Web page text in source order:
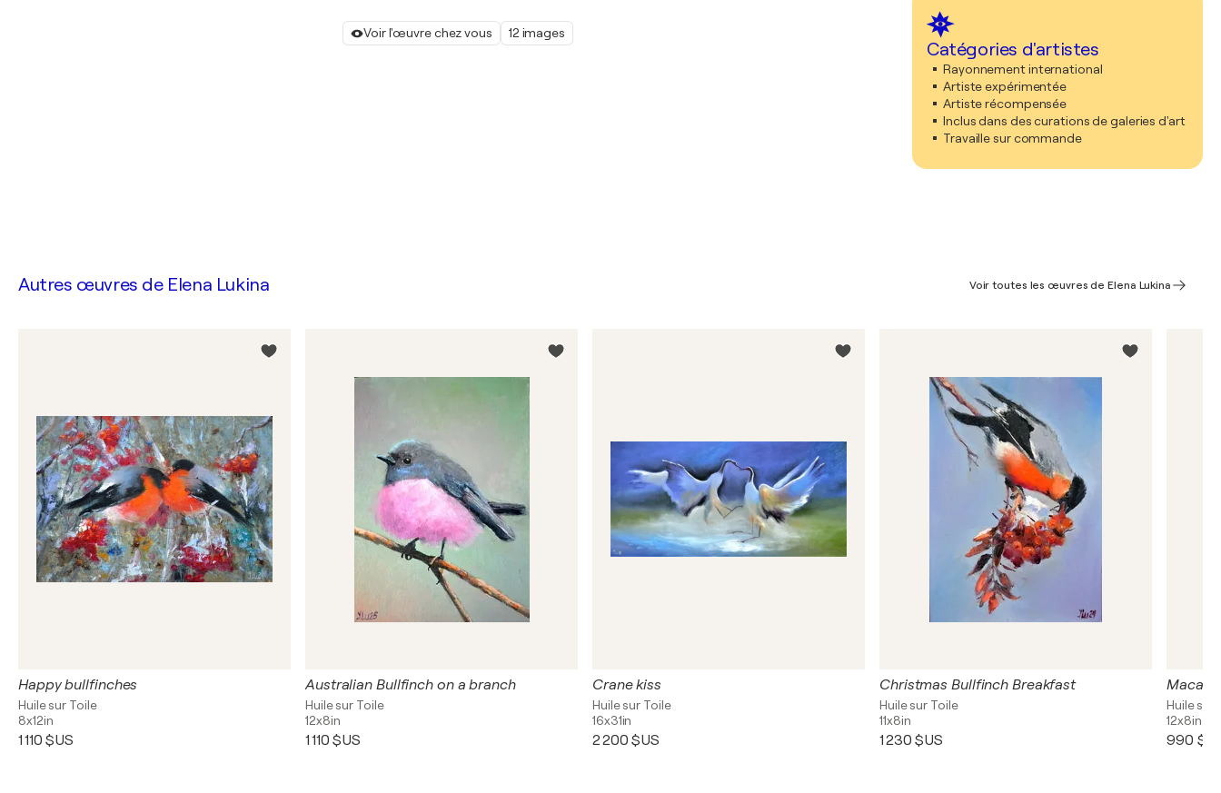
Voir l'œuvre chez vous 12 images
Catégories d'artistes
Rayonnement international
Artiste expérimentée
Artiste récompensée
Inclus dans des curations de galeries d'art
Travaille sur commande
Autres œuvres de Elena Lukina Voir toutes les œuvres de Elena Lukina
Happy bullfinches
Huile sur Toile
8x12in
1 110 $US
Australian Bullfinch on a branch
Huile sur Toile
12x8in
1 110 $US
Crane kiss
Huile sur Toile
16x31in
2 200 $US
Christmas Bullfinch Breakfast
Huile sur Toile
11x8in
1 230 $US
Macaw
Huile sur
12x8in
990